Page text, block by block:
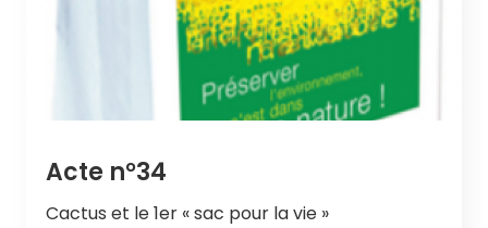
Acte n°34
Cactus et le 1er « sac pour la vie »